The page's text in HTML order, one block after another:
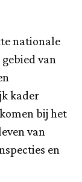
nationale
van
kader
bij het
van
en